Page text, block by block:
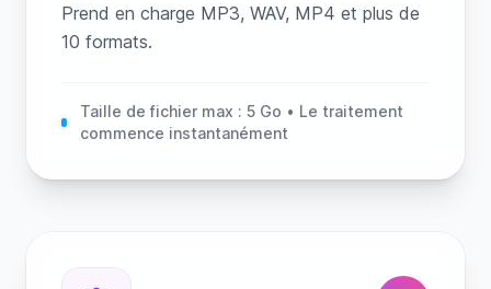
Prend en charge MP3, WAV, MP4 et plus de
10 formats.
Taille de fichier max : 5 Go • Le traitement
commence instantanément